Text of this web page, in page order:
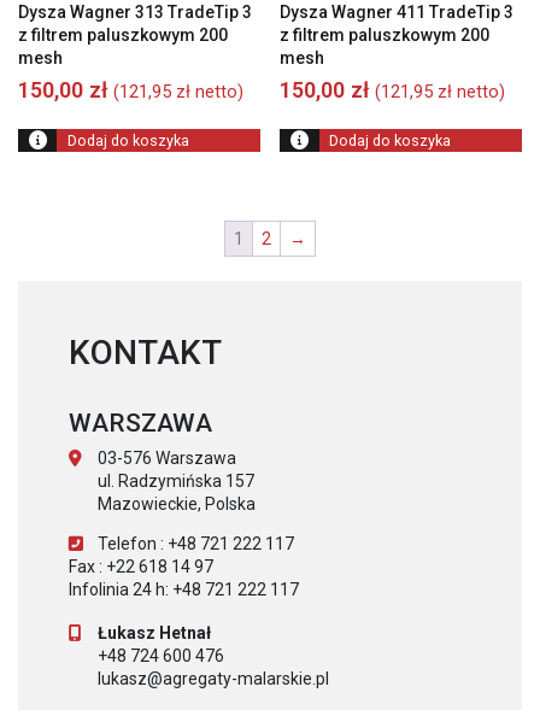
Dysza Wagner 313 TradeTip 3
z filtrem paluszkowym 200
mesh
150,00 zł (121,95 zł netto)
Dodaj do koszyka
Dysza Wagner 411 TradeTip 3
z filtrem paluszkowym 200
mesh
150,00 zł (121,95 zł netto)
Dodaj do koszyka
1 2 →
KONTAKT
WARSZAWA
03-576 Warszawa
ul. Radzymińska 157
Mazowieckie, Polska
Telefon : +48 721 222 117
Fax : +22 618 14 97
Infolinia 24 h: +48 721 222 117
Łukasz Hetnał
+48 724 600 476
lukasz@agregaty-malarskie.pl